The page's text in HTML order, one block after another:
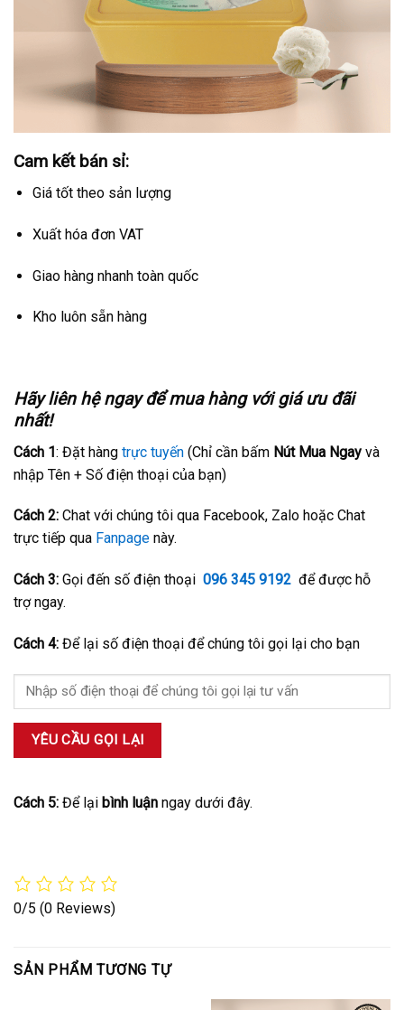
Cam kết bán sỉ:
Giá tốt theo sản lượng
Xuất hóa đơn VAT
Giao hàng nhanh toàn quốc
Kho luôn sẵn hàng
Hãy liên hệ ngay để mua hàng với giá ưu đãi
nhất!
Cách 1: Đặt hàng trực tuyến (Chỉ cần bấm Nút Mua Ngay và
nhập Tên + Số điện thoại của bạn)
Cách 2: Chat với chúng tôi qua Facebook, Zalo hoặc Chat
trực tiếp qua Fanpage này.
Cách 3: Gọi đến số điện thoại 096 345 9192 để được hỗ
trợ ngay.
Cách 4: Để lại số điện thoại để chúng tôi gọi lại cho bạn
Cách 5: Để lại bình luận ngay dưới đây.
0/5 (0 Reviews)
SẢN PHẨM TƯƠNG TỰ